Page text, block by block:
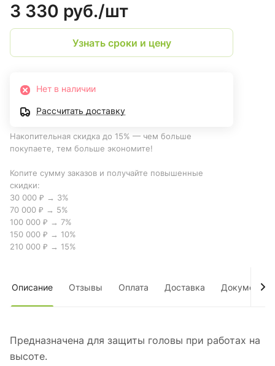
3 330 руб./шт
Узнать сроки и цену
Нет в наличии
Рассчитать доставку
Накопительная скидка до 15% — чем больше
покупаете, тем больше экономите!
Копите сумму заказов и получайте повышенные
скидки:
30 000 ₽ → 3%
70 000 ₽ → 5%
100 000 ₽ → 7%
150 000 ₽ → 10%
210 000 ₽ → 15%
Описание Отзывы Оплата Доставка Документы
Предназначена для защиты головы при работах на
высоте.